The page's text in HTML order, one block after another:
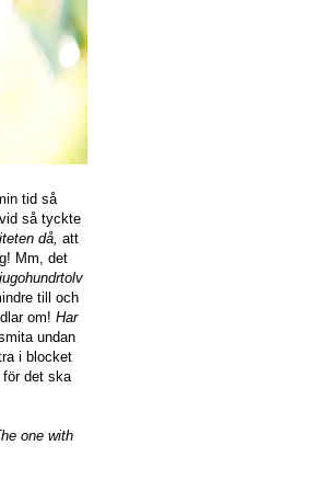
tid så
så tyckte
då, att
Mm, det
till och
om! Har
undan
i blocket
det ska
one with